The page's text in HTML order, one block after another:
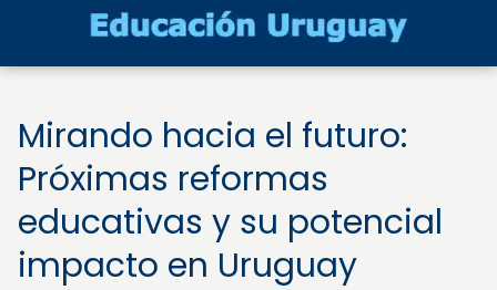
Mirando hacia el futuro:
Próximas reformas
educativas y su potencial
impacto en Uruguay